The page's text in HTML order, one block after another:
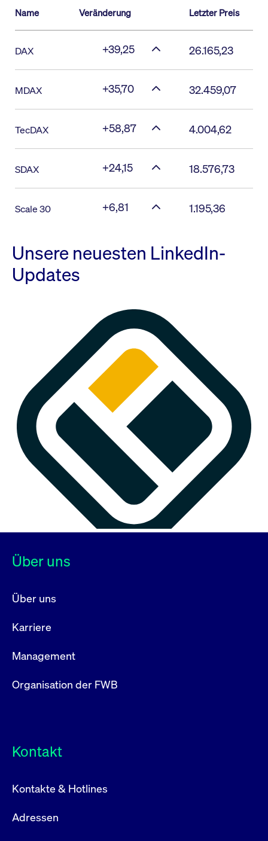
Name Veränderung Letzter Preis
DAX +39,25 26.165,23
MDAX +35,70 32.459,07
TecDAX +58,87 4.004,62
SDAX +24,15 18.576,73
Scale 30 +6,81 1.195,36
Unsere neuesten LinkedIn-
Updates
Über uns
Über uns
Karriere
Management
Organisation der FWB
Kontakt
Kontakte & Hotlines
Adressen